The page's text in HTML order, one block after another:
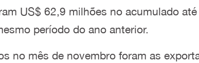
US$ 62,9 milhões no acumulado
período do ano anterior.
no mês de novembro foram as